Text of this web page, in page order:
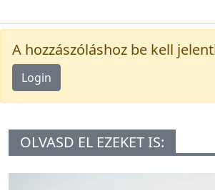
A hozzászóláshoz be kell
Login
OLVASD EL EZEKET IS: